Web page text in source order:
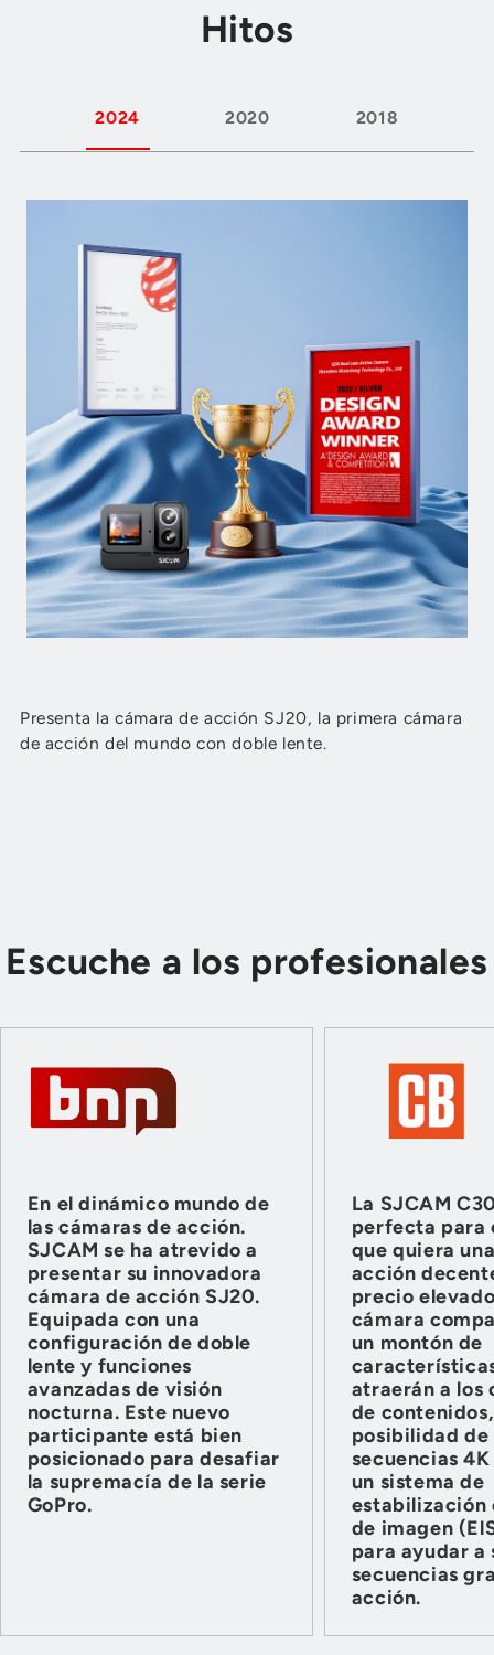
Hitos
2024 2020 2018
Presenta la cámara de acción SJ20, la primera cámara
de acción del mundo con doble lente.
Escuche a los profesionales
En el dinámico mundo de
las cámaras de acción.
SJCAM se ha atrevido a
presentar su innovadora
cámara de acción SJ20.
Equipada con una
configuración de doble
lente y funciones
avanzadas de visión
nocturna. Este nuevo
participante está bien
posicionado para desafiar
la supremacía de la serie
GoPro.
La SJCAM
perfecta para
que quiera
acción
precio
cámara
un montón de
atraerán a los
de
posibilidad
secuencias
un sistema de
estabilización
de imagen
para ayudar a
secuencias
acción.